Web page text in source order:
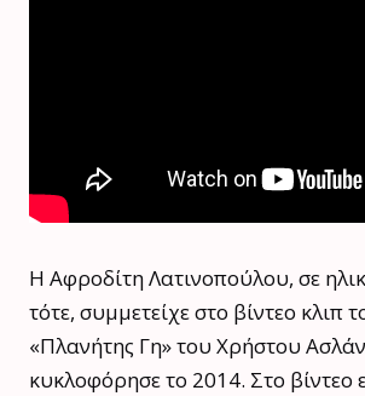
Η Αφροδίτη Λατινοπούλου, σε
τότε, συμμετείχε στο βίντεο κλιπ
«Πλανήτης Γη» του Χρήστου
κυκλοφόρησε το 2014. Στο βίντεο